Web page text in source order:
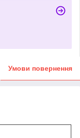
Умови повернення